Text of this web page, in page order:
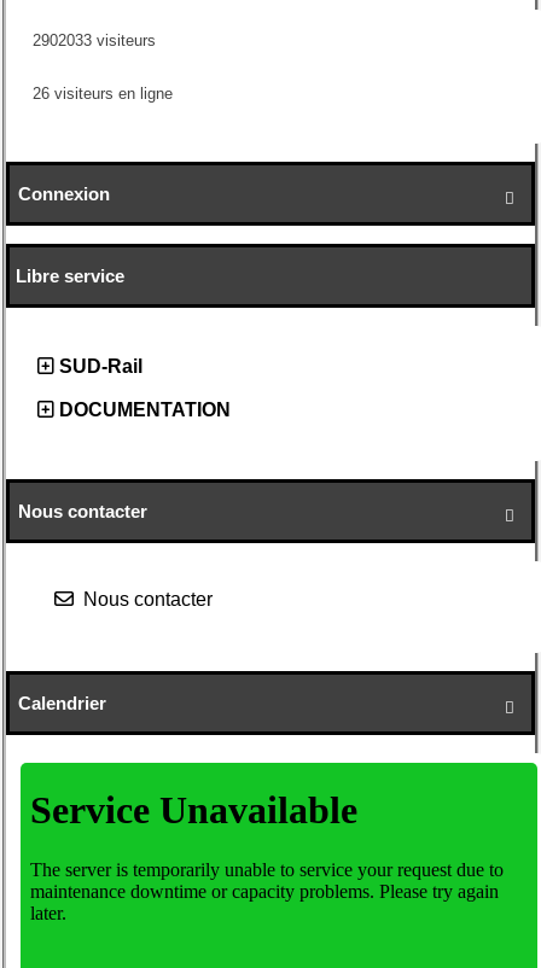
2902033 visiteurs
26 visiteurs en ligne

Connexion
Libre service
SUD-Rail
DOCUMENTATION

Nous contacter
Nous contacter

Calendrier